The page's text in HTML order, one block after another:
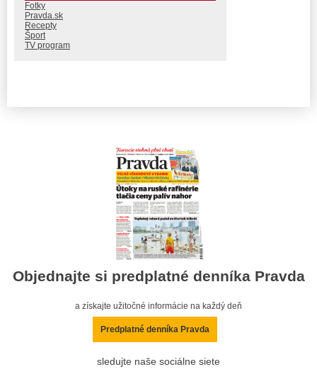
Fotky
Pravda.sk
Recepty
Šport
TV program
Objednajte si predplatné denníka Pravda
a získajte užitočné informácie na každý deň
Predplatné denníka Pravda
sledujte naše sociálne siete